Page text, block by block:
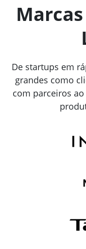
De startups em
grandes como
com parceiros